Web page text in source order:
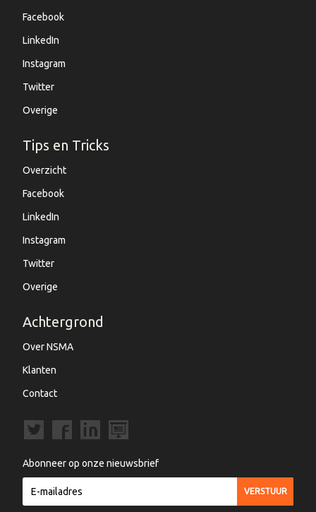
Facebook
LinkedIn
Instagram
Twitter
Overige
Tips en Tricks
Overzicht
Facebook
LinkedIn
Instagram
Twitter
Overige
Achtergrond
Over NSMA
Klanten
Contact
Abonneer op onze nieuwsbrief